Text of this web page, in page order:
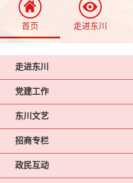
首页 走进东川
走进东川
党建工作
东川文艺
招商专栏
政民互动